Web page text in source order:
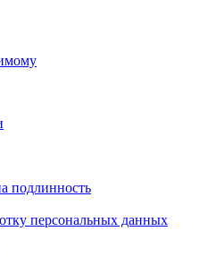
подлинность
персональных данных